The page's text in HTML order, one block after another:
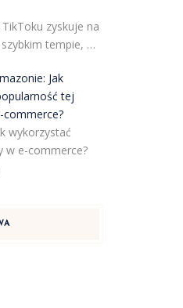
zyskuje na
tempie, …
Jak
tej
wykorzystać
w e-commerce?